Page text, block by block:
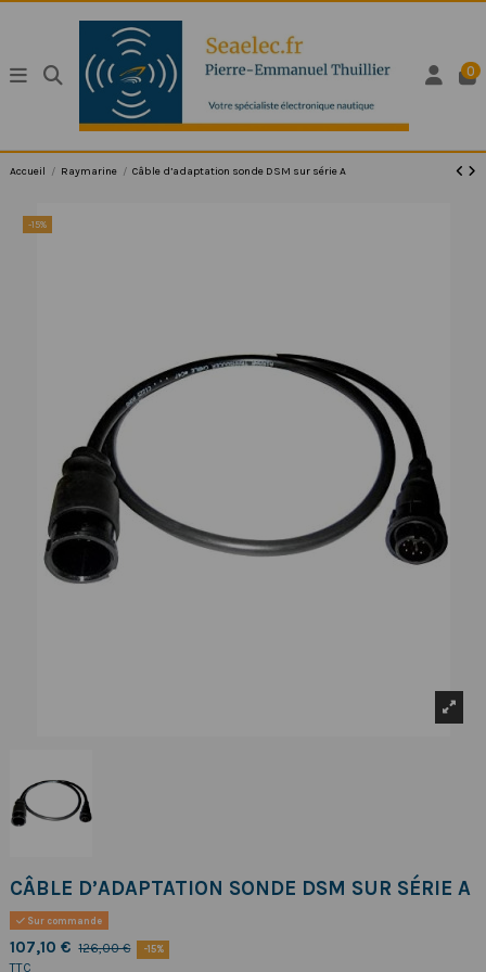
0
Accueil Raymarine Câble d’adaptation sonde DSM sur série A
-15%
CÂBLE D’ADAPTATION SONDE DSM SUR SÉRIE A
Sur commande
107,10 € 126,00 € -15%
TTC